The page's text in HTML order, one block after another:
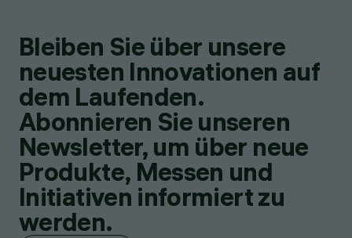
Bleiben Sie über unsere
neuesten Innovationen auf
dem Laufenden.
Abonnieren Sie unseren
Newsletter, um über neue
Produkte, Messen und
Initiativen informiert zu
werden.